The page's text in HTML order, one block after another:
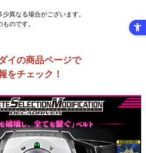
異なる場合がございます。
のです。
イの商品ページで
をチェック！